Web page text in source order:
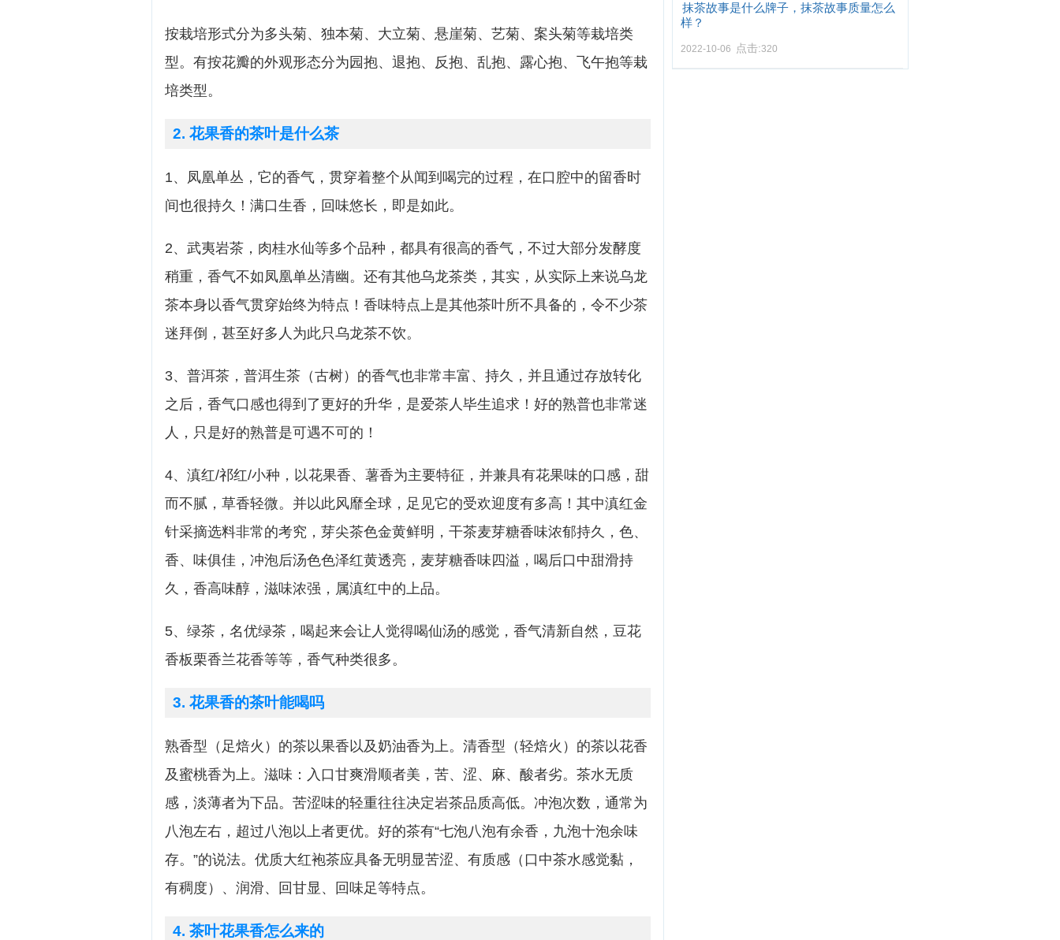
按栽培形式分为多头菊、独本菊、大立菊、悬崖菊、艺菊、案头菊等栽培类
型。有按花瓣的外观形态分为园抱、退抱、反抱、乱抱、露心抱、飞午抱等栽
培类型。
2. 花果香的茶叶是什么茶
1、凤凰单丛，它的香气，贯穿着整个从闻到喝完的过程，在口腔中的留香时
间也很持久！满口生香，回味悠长，即是如此。
2、武夷岩茶，肉桂水仙等多个品种，都具有很高的香气，不过大部分发酵度
稍重，香气不如凤凰单丛清幽。还有其他乌龙茶类，其实，从实际上来说乌龙
茶本身以香气贯穿始终为特点！香味特点上是其他茶叶所不具备的，令不少茶
迷拜倒，甚至好多人为此只乌龙茶不饮。
3、普洱茶，普洱生茶（古树）的香气也非常丰富、持久，并且通过存放转化
之后，香气口感也得到了更好的升华，是爱茶人毕生追求！好的熟普也非常迷
人，只是好的熟普是可遇不可的！
4、滇红/祁红/小种，以花果香、薯香为主要特征，并兼具有花果味的口感，甜
而不腻，草香轻微。并以此风靡全球，足见它的受欢迎度有多高！其中滇红金
针采摘选料非常的考究，芽尖茶色金黄鲜明，干茶麦芽糖香味浓郁持久，色、
香、味俱佳，冲泡后汤色色泽红黄透亮，麦芽糖香味四溢，喝后口中甜滑持
久，香高味醇，滋味浓强，属滇红中的上品。
5、绿茶，名优绿茶，喝起来会让人觉得喝仙汤的感觉，香气清新自然，豆花
香板栗香兰花香等等，香气种类很多。
3. 花果香的茶叶能喝吗
熟香型（足焙火）的茶以果香以及奶油香为上。清香型（轻焙火）的茶以花香
及蜜桃香为上。滋味：入口甘爽滑顺者美，苦、涩、麻、酸者劣。茶水无质
感，淡薄者为下品。苦涩味的轻重往往决定岩茶品质高低。冲泡次数，通常为
八泡左右，超过八泡以上者更优。好的茶有“七泡八泡有余香，九泡十泡余味
存。”的说法。优质大红袍茶应具备无明显苦涩、有质感（口中茶水感觉黏，
有稠度）、润滑、回甘显、回味足等特点。
4. 茶叶花果香怎么来的
抹茶故事是什么牌子，抹茶故事质量怎么
样？
2022-10-06 点击:320